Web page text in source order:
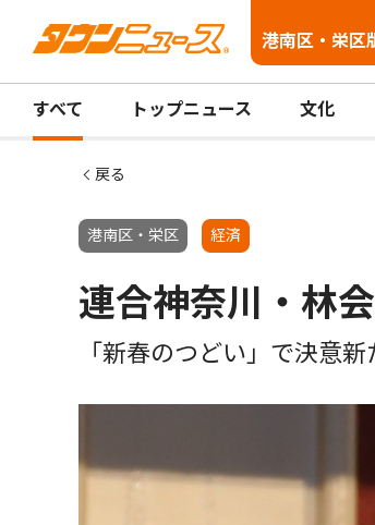
港南区・栄区
すべて トップニュース 文化
戻る
港南区・栄区 経済
連合神奈川・林
「新春のつどい」で決意新